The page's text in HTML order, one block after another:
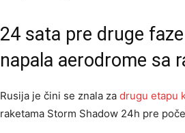
24 sata pre druge
napala aerodrome sa
Rusija je čini se znala za drugu etapu
raketama Storm Shadow 24h pre